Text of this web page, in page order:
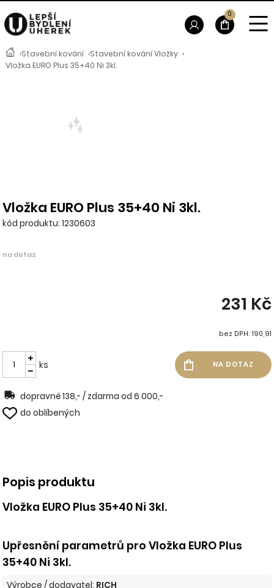
›Stavební kování ›Stavební kování Vložky ›
Vložka EURO Plus 35+40 Ni 3kl.
Vložka EURO Plus 35+40 Ni 3kl.
kód produktu: 1230603
na dotaz
231 Kč
bez DPH: 190,91
ks
dopravné 138,- / zdarma od 6 000,-
do oblíbených
Popis produktu
Vložka EURO Plus 35+40 Ni 3kl.
Upřesnění parametrů pro Vložka EURO Plus
35+40 Ni 3kl.
Výrobce / dodavatel: RICH
0